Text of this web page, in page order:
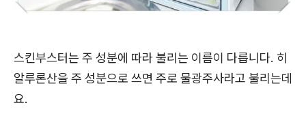
스킨부스터는 주 성분에 따라 불리는 이름이 다릅니다. 히
알루론산을 주 성분으로 쓰면 주로 물광주사라고 불리는데
요.